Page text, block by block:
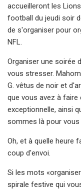
accueilleront les
football du jeudi soir
de s'organiser pour
NFL.
Organiser une soirée
vous stresser.
G. vêtus de noir et
que vous avez à faire
exceptionnelle, ainsi
sommes là pour vous
Oh, et à quelle heure
coup d'envoi.
Si les mots
spirale festive qui